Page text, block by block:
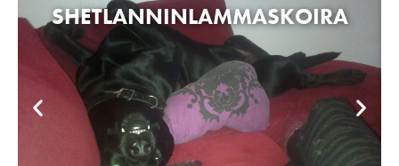
SHETLANNINLAMMASKOIRA